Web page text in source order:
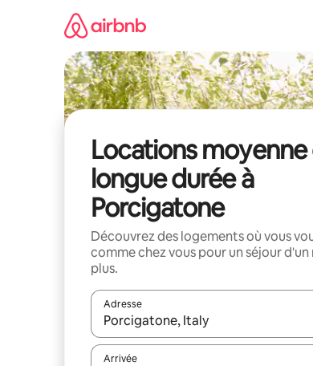
Locations
longue durée à
Porcigatone
Découvrez des logements où vous
comme chez vous pour un séjour d'un
plus.
Adresse
Lorsque les résultats s'affichent, utilisez
Arrivée